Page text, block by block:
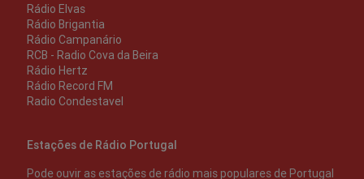
Rádio Elvas
Rádio Brigantia
Rádio Campanário
RCB - Radio Cova da Beira
Rádio Hertz
Rádio Record FM
Radio Condestavel
Estações de Rádio Portugal
Pode ouvir as estações de rádio mais populares de Portugal